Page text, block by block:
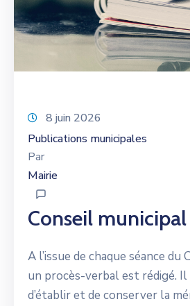
8 juin 2026
Publications municipales
Par
Mairie
Conseil municipal
A l’issue de chaque séance du
un procès-verbal est rédigé.
d’établir et de conserver la